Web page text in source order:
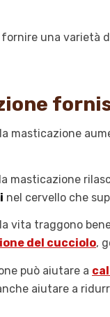
fornire una varietà
masticazione
masticazione
nel cervello che
vita traggono
del cucciolo,
può aiutare a
aiutare a